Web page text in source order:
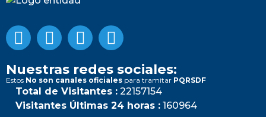
Nuestras redes sociales:
Estos No son canales oficiales para tramitar PQRSDF
Total de Visitantes : 22157154
Visitantes Últimas 24 horas : 160964